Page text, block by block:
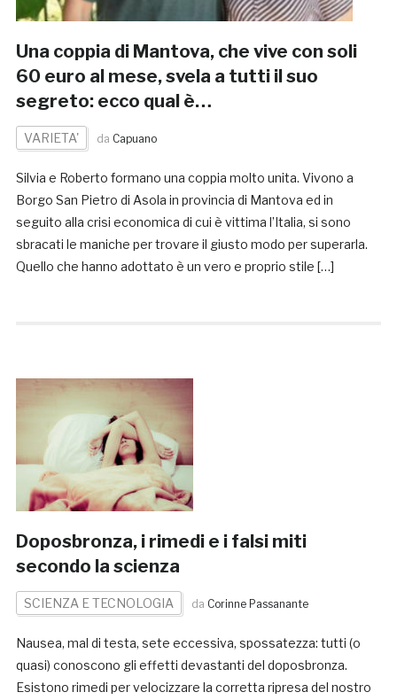
Una coppia di Mantova, che vive con soli
60 euro al mese, svela a tutti il suo
segreto: ecco qual è…
VARIETA' da Capuano
Silvia e Roberto formano una coppia molto unita. Vivono a
Borgo San Pietro di Asola in provincia di Mantova ed in
seguito alla crisi economica di cui è vittima l’Italia, si sono
sbracati le maniche per trovare il giusto modo per superarla.
Quello che hanno adottato è un vero e proprio stile […]
Doposbronza, i rimedi e i falsi miti
secondo la scienza
SCIENZA E TECNOLOGIA da Corinne Passanante
Nausea, mal di testa, sete eccessiva, spossatezza: tutti (o
quasi) conoscono gli effetti devastanti del doposbronza.
Esistono rimedi per velocizzare la corretta ripresa del nostro